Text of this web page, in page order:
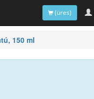
(üres)
150 ml